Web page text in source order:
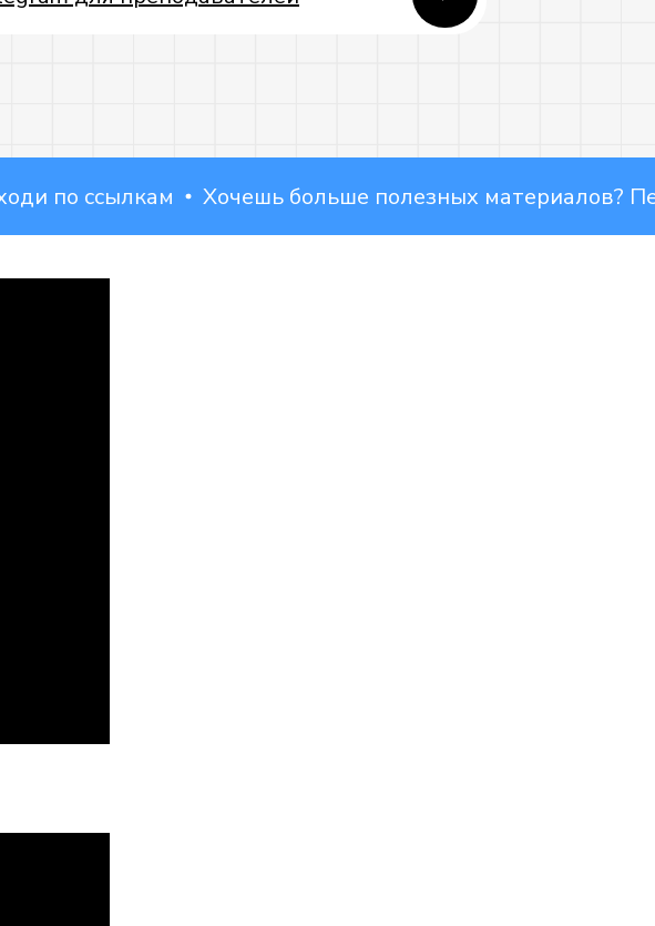
ссылкам Хочешь больше полезных материалов?